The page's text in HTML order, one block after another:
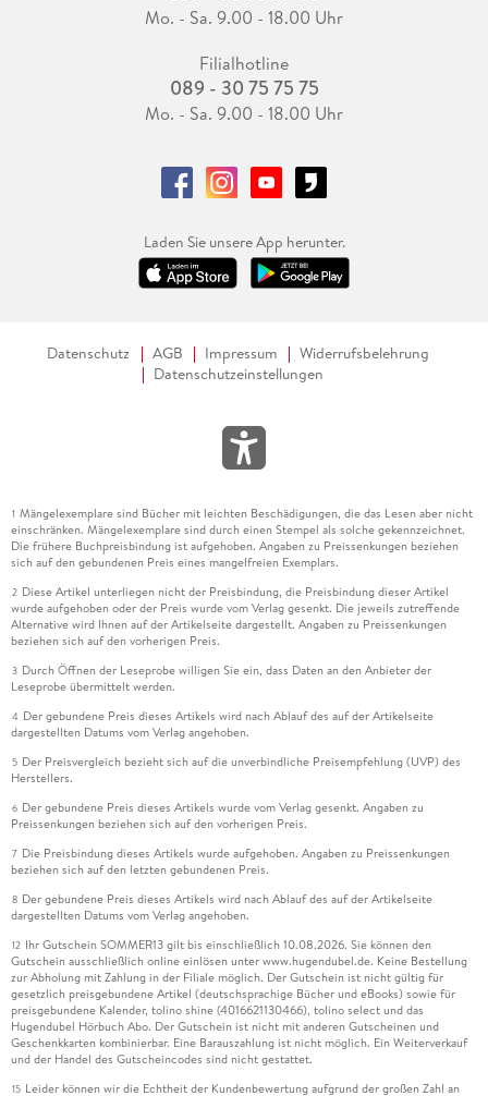
Mo. - Sa. 9.00 - 18.00 Uhr
Filialhotline
089 - 30 75 75 75
Mo. - Sa. 9.00 - 18.00 Uhr
Laden Sie unsere App herunter.
Datenschutz AGB Impressum
Widerrufsbelehrung
Datenschutzeinstellungen
1 Mängelexemplare sind Bücher mit leichten Beschädigungen, die das Lesen aber nicht
einschränken. Mängelexemplare sind durch einen Stempel als solche gekennzeichnet.
Die frühere Buchpreisbindung ist aufgehoben. Angaben zu Preissenkungen beziehen
sich auf den gebundenen Preis eines mangelfreien Exemplars.
2 Diese Artikel unterliegen nicht der Preisbindung, die Preisbindung dieser Artikel
wurde aufgehoben oder der Preis wurde vom Verlag gesenkt. Die jeweils zutreffende
Alternative wird Ihnen auf der Artikelseite dargestellt. Angaben zu Preissenkungen
beziehen sich auf den vorherigen Preis.
3 Durch Öffnen der Leseprobe willigen Sie ein, dass Daten an den Anbieter der
Leseprobe übermittelt werden.
4 Der gebundene Preis dieses Artikels wird nach Ablauf des auf der Artikelseite
dargestellten Datums vom Verlag angehoben.
5 Der Preisvergleich bezieht sich auf die unverbindliche Preisempfehlung (UVP) des
Herstellers.
6 Der gebundene Preis dieses Artikels wurde vom Verlag gesenkt. Angaben zu
Preissenkungen beziehen sich auf den vorherigen Preis.
7 Die Preisbindung dieses Artikels wurde aufgehoben. Angaben zu Preissenkungen
beziehen sich auf den letzten gebundenen Preis.
8 Der gebundene Preis dieses Artikels wird nach Ablauf des auf der Artikelseite
dargestellten Datums vom Verlag angehoben.
12 Ihr Gutschein SOMMER13 gilt bis einschließlich 10.08.2026. Sie können den
Gutschein ausschließlich online einlösen unter www.hugendubel.de. Keine Bestellung
zur Abholung mit Zahlung in der Filiale möglich. Der Gutschein ist nicht gültig für
gesetzlich preisgebundene Artikel (deutschsprachige Bücher und eBooks) sowie für
preisgebundene Kalender, tolino shine (4016621130466), tolino select und das
Hugendubel Hörbuch Abo. Der Gutschein ist nicht mit anderen Gutscheinen und
Geschenkkarten kombinierbar. Eine Barauszahlung ist nicht möglich. Ein Weiterverkauf
und der Handel des Gutscheincodes sind nicht gestattet.
15 Leider können wir die Echtheit der Kundenbewertung aufgrund der großen Zahl an